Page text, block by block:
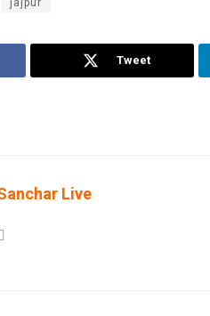
Tweet
Live